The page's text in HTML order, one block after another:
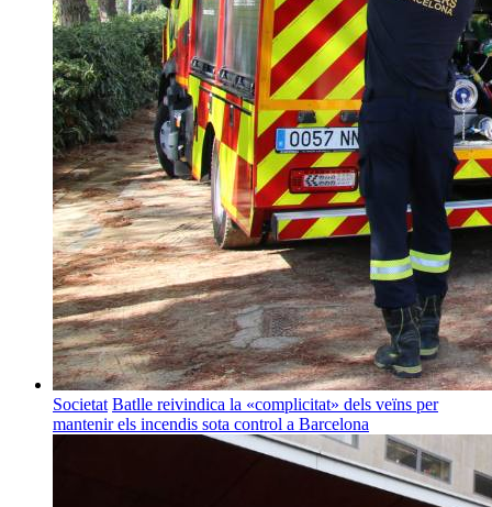
Societat Batlle reivindica la «complicitat» dels veïns per
mantenir els incendis sota control a Barcelona